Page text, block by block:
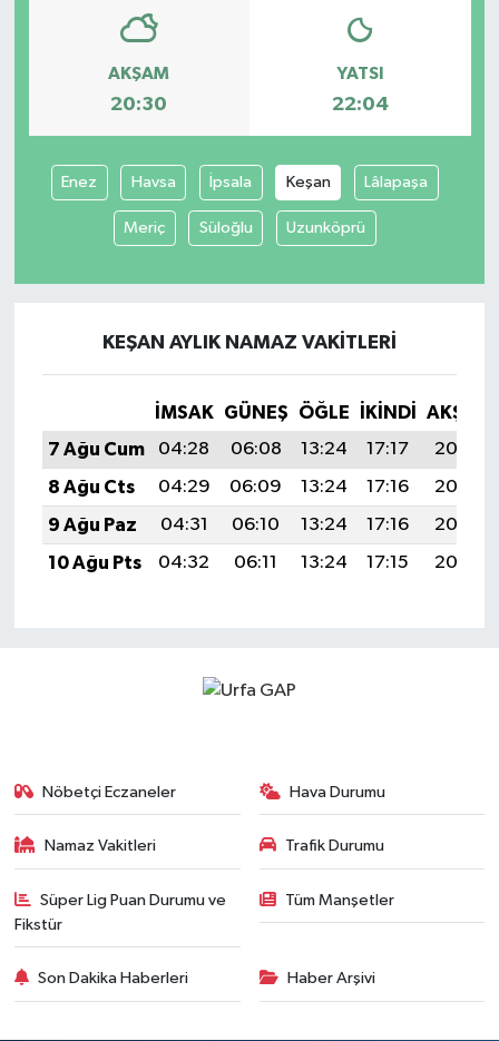
AKŞAM
20:30
YATSI
22:04
Enez Havsa İpsala Keşan Lâlapaşa
Meriç Süloğlu Uzunköprü
KEŞAN AYLIK NAMAZ VAKITLERI
İMSAK GÜNEŞ ÖĞLE İKINDI
AKŞAM
7 Ağu Cum
04:28 06:08 13:24 17:17
20:30
8 Ağu Cts
04:29 06:09 13:24 17:16
20:29
9 Ağu Paz
04:31 06:10 13:24 17:16
20:28
10 Ağu Pts
04:32 06:11 13:24 17:15 20:27
Nöbetçi Eczaneler Hava Durumu
Namaz Vakitleri Trafik Durumu
Süper Lig Puan Durumu ve
Fikstür
Tüm Manşetler
Son Dakika Haberleri Haber Arşivi